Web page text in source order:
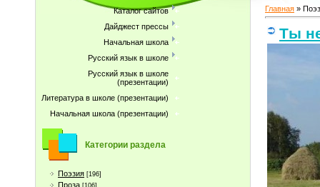
Каталог сайтов
Дайджест прессы
Начальная школа
Русский язык в школе
Русский язык в школе
(презентации)
Литература в школе (презентации)
Начальная школа (презентации)
Категории раздела
Поэзия [196]
Проза [106]
Главная »
Ты